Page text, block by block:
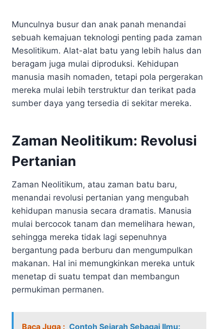
Munculnya busur dan anak panah menandai
sebuah kemajuan teknologi penting pada zaman
Mesolitikum. Alat-alat batu yang lebih halus dan
beragam juga mulai diproduksi. Kehidupan
manusia masih nomaden, tetapi pola pergerakan
mereka mulai lebih terstruktur dan terikat pada
sumber daya yang tersedia di sekitar mereka.
Zaman Neolitikum: Revolusi
Pertanian
Zaman Neolitikum, atau zaman batu baru,
menandai revolusi pertanian yang mengubah
kehidupan manusia secara dramatis. Manusia
mulai bercocok tanam dan memelihara hewan,
sehingga mereka tidak lagi sepenuhnya
bergantung pada berburu dan mengumpulkan
makanan. Hal ini memungkinkan mereka untuk
menetap di suatu tempat dan membangun
permukiman permanen.
Baca Juga : Contoh Sejarah Sebagai Ilmu: